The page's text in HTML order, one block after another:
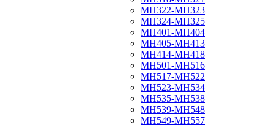
МН322-МН323
МН324-МН325
МН401-МН404
МН405-МН413
МН414-МН418
МН501-МН516
МН517-МН522
МН523-МН534
МН535-МН538
МН539-МН548
МН549-МН557